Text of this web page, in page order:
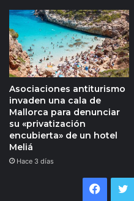
Asociaciones antiturismo
invaden una cala de
Mallorca para denunciar
su «privatización
encubierta» de un hotel
Meliá
Hace 3 días